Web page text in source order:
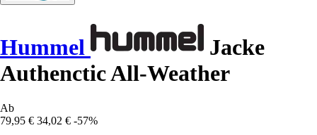
Hummel
Jacke
Authenctic All-Weather
Ab
79,95 € 34,02 € -57%